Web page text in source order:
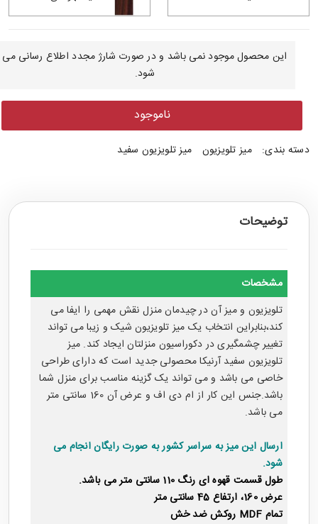
این محصول موجود نمی باشد و در صورت شارژ مجدد اطلاع رسانی می
شود.
ناموجود
دسته بندی: میز تلویزیون میز تلویزیون سفید
توضیحات
مشخصات
تلویزیون و میز آن در چیدمان منزل نقش مهمی را ایفا می
کند،بنابراین انتخاب یک میز تلویزیون شیک و زیبا می تواند
تغییر چشمگیری در دکوراسیون منزلتان ایجاد کند.میز
تلویزیون سفیدآرنیکا محصولی جدید است که دارای طراحی
خاصی می باشد و می تواند یک گزینه مناسب برای منزل شما
باشد.جنس این کار از ام دی اف و عرض آن 160 سانتی متر
می باشد.
ارسال این میز به سراسر کشور به صورت رایگان انجام می
شود.
طول قسمت قهوه ای رنگ 110 سانتی متر می باشد.
عرض 160، ارتفاع 45 سانتی متر
تمام MDF روکش ضد خش